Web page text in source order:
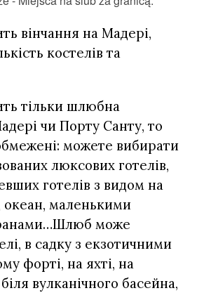
вінчання на Мадері,
костелів та
тільки шлюбна
чи Порту Санту, то
можете вибирати
люксових готелів,
готелів з видом на
океан, маленькими
може
в садку з екзотичними
форті, на яхті, на
вулканічного басейна,